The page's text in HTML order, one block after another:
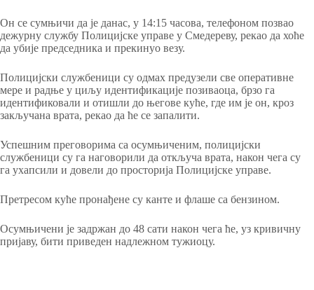
Он се сумњичи да је данас, у 14:15 часова, телефоном позвао
дежурну службу Полицијске управе у Смедереву, рекао да хоће
да убије председника и прекинуо везу.
Полицијски службеници су одмах предузели све оперативне
мере и радње у циљу идентификације позиваоца, брзо га
идентификовали и отишли до његове куће, где им је он, кроз
закључана врата, рекао да ће се запалити.
Успешним преговорима са осумњиченим, полицијски
службеници су га наговорили да откључа врата, након чега су
га ухапсили и довели до просторија Полицијске управе.
Претресом куће пронађене су канте и флаше са бензином.
Осумњичени је задржан до 48 сати након чега ће, уз кривичну
пријаву, бити приведен надлежном тужиоцу.